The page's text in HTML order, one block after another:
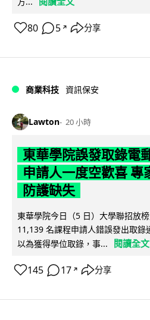
80 5 ↗ 分享
商業科技 資訊保安
Lawton 20 小時
東華學院誤發取錄電
申請人一度空歡喜 專
防護缺失
東華學院今日（5 日）大學聯招放
11,139 名課程申請人錯誤發出取錄
以為獲得學位取錄，事...
閱讀全文
145 17 ↗ 分享